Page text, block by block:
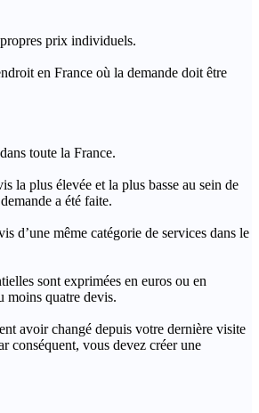
prix individuels.
en France où la demande doit être
toute la France.
plus élevée et la plus basse au sein de
a été faite.
même catégorie de services dans le
sont exprimées en euros ou en
moins quatre devis.
avoir changé depuis votre dernière visite
conséquent, vous devez créer une